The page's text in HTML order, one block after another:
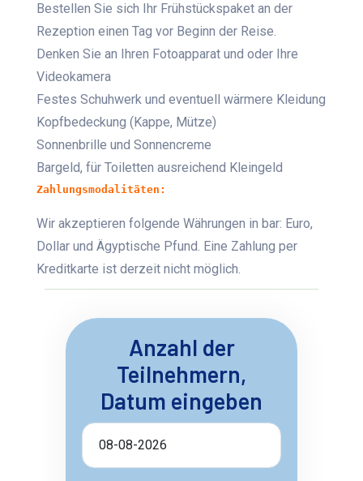
Bestellen Sie sich Ihr Frühstückspaket an der
Rezeption einen Tag vor Beginn der Reise.
Denken Sie an Ihren Fotoapparat und oder Ihre
Videokamera
Festes Schuhwerk und eventuell wärmere Kleidung
Kopfbedeckung (Kappe, Mütze)
Sonnenbrille und Sonnencreme
Bargeld, für Toiletten ausreichend Kleingeld
Zahlungsmodalitäten:
Wir akzeptieren folgende Währungen in bar: Euro,
Dollar und Ägyptische Pfund. Eine Zahlung per
Kreditkarte ist derzeit nicht möglich.
Anzahl der
Teilnehmern,
Datum eingeben